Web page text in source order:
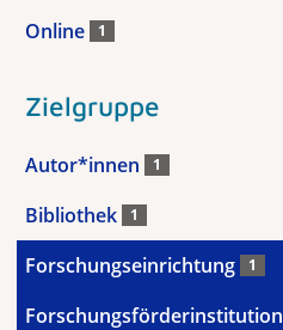
Online 1
Zielgruppe
Autor*innen 1
Bibliothek 1
Forschungseinrichtung 1
Forschungsförderinstitution